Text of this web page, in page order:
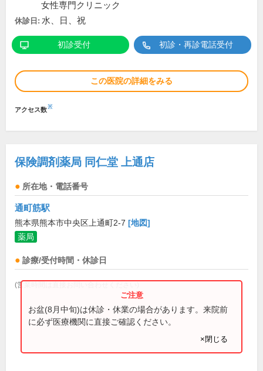
女性専門クリニック
休診日: 水、日、祝
初診受付 初診・再診電話受付
この医院の詳細をみる
アクセス数※
保険調剤薬局 同仁堂 上通店
所在地・電話番号
通町筋駅
熊本県熊本市中央区上通町2-7 [地図]
薬局
診療/受付時間・休診日
(営業時間は直接お問い合わせください)
お盆(8月中旬)は休診・休業の場合があります。来院前
に必ず医療機関に直接ご確認ください。
×閉じる